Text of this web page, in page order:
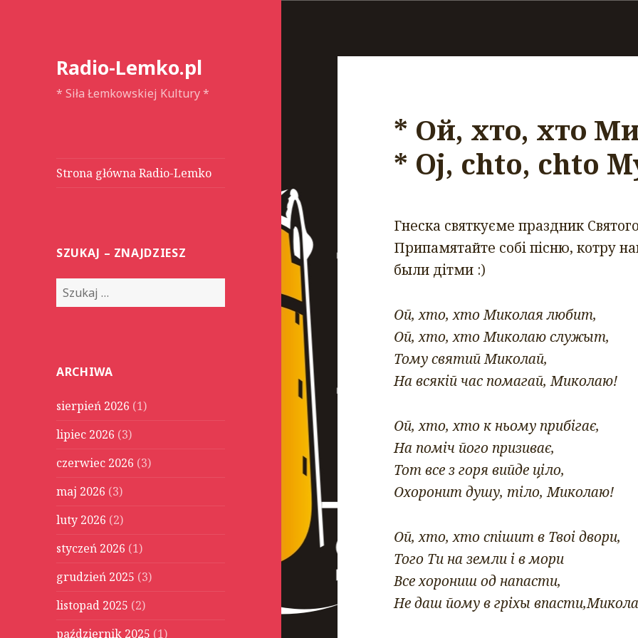
Radio-Lemko.pl
* Siła Łemkowskiej Kultury *
Strona główna Radio-Lemko
SZUKAJ – ZNAJDZIESZ
S
z
j
ARCHIWA
sierpień 2026 (1)
lipiec 2026 (3)
czerwiec 2026 (3)
maj 2026 (3)
luty 2026 (2)
styczeń 2026 (1)
grudzień 2025 (3)
listopad 2025 (2)
październik 2025 (1)
* Ой, хто, хто
* Oj, chto, chto
Гнеска святкуєме праздник
Припамятайте собі пісню, котру
были дітми :)
Ой, хто, хто Миколая любит,
Ой, хто, хто Миколаю служыт,
Тому святий Миколай,
На всякій час помагай, Миколаю!
Ой, хто, хто к ньому прибігає,
На поміч його призиває,
Тот все з горя вийде ціло,
Охоронит душу, тіло, Миколаю!
Ой, хто, хто спішит в Твоі двори,
Того Ти на земли і в мори
Все хорониш од напасти,
Не даш йому в гріхы